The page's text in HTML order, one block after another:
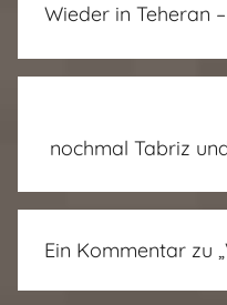
Wieder in Teheran
nochmal Tabriz
Ein Kommentar zu „